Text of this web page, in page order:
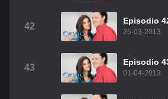
42
Episodio
25-03-2013
43
Episodio
01-04-2013